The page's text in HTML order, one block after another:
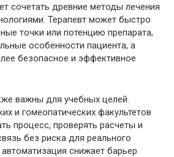
сочетать древние методы лечения
Терапевт может быстро
точки или потенцию препарата,
особенности пациента, а
безопасное и эффективное
важны для учебных целей.
и гомеопатических факультетов
процесс, проверять расчеты и
без риска для реального
снижает барьер